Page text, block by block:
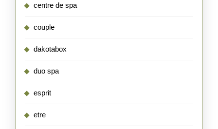
centre de spa
couple
dakotabox
duo spa
esprit
etre